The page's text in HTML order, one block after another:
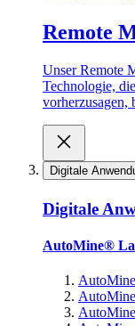
Remote
Unser Remote
Technologie,
vorherzusagen,
Digitale
Digitale
AutoMine®